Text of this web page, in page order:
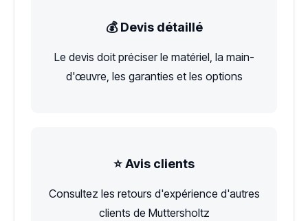
💰 Devis détaillé
Le devis doit préciser le matériel, la main-
d'œuvre, les garanties et les options
⭐ Avis clients
Consultez les retours d'expérience d'autres
clients de Muttersholtz